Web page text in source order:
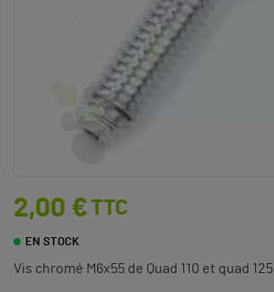
2,00 €TTC
EN STOCK
Vis chromé M6x55 de Quad 110 et quad 125